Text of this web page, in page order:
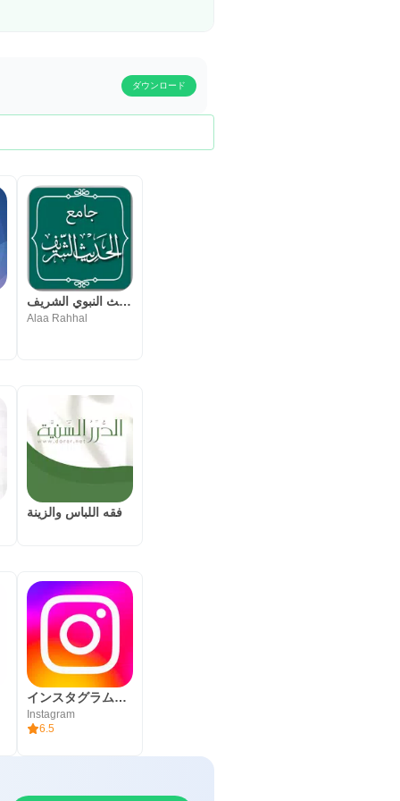
ダウンロード
جامع الحديث النبوي الشريف
Alaa Rahhal
فقه اللباس والزينة
インスタグラム（Instagram）
Instagram
6.5